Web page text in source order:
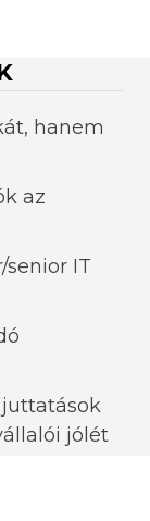
hanem
az
IT
jólét